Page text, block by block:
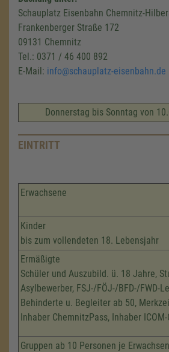
Schauplatz Eisenbahn Chemnitz-
Frankenberger Straße 172
09131 Chemnitz
Tel.: 0371 / 46 400 892
E-Mail: info@schauplatz-eisenbahn.de
Donnerstag bis Sonntag von
EINTRITT
Erwachsene
Kinder
bis zum vollendeten 18. Lebensjahr
Ermäßigte
Schüler und Auszubild. ü. 18 Jahre,
Asylbewerber, FSJ-/FÖJ-/BFD-/FWD-
Behinderte u. Begleiter ab 50,
Inhaber ChemnitzPass, Inhaber ICOM-
Gruppen ab 10 Personen je